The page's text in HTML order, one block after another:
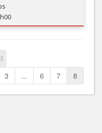
3 ... 6 7 8